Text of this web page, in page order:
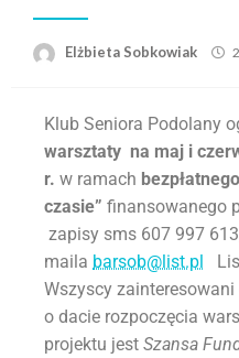
Elżbieta Sobkowiak
Klub Seniora Podolany
warsztaty na maj i
r. w ramach bezpłatnego
czasie” finansowanego
zapisy sms 607 997
maila barsob@list.pl
Wszyscy
o dacie rozpoczęcia
projektu jest Szansa